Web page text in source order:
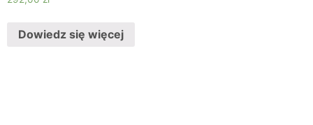
Dowiedz się więcej